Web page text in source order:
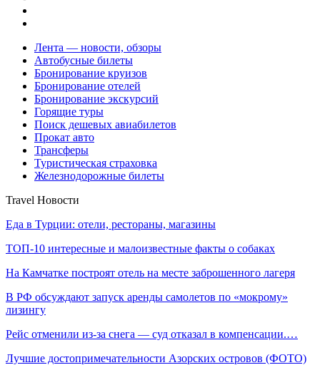
Лента — новости, обзоры
Автобусные билеты
Бронирование круизов
Бронирование отелей
Бронирование экскурсий
Горящие туры
Поиск дешевых авиабилетов
Прокат авто
Трансферы
Туристическая страховка
Железнодорожные билеты
Travel Новости
Еда в Турции: отели, рестораны, магазины
ТОП-10 интересные и малоизвестные факты о собаках
На Камчатке построят отель на месте заброшенного лагеря
В РФ обсуждают запуск аренды самолетов по «мокрому»
лизингу
Рейс отменили из-за снега — суд отказал в компенсации.…
Лучшие достопримечательности Азорских островов (ФОТО)